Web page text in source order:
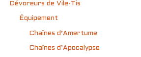
Dévoreurs de Vile-Tis
Équipement
Chaînes d’Amertume
Chaînes d’Apocalypse